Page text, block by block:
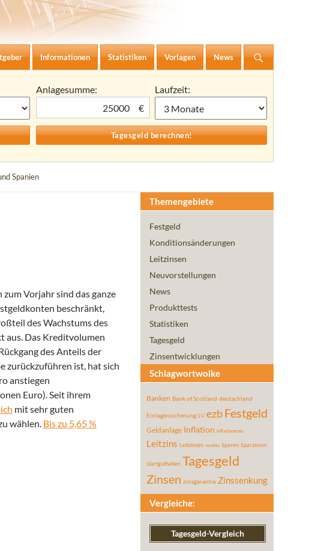
Informationen Statistiken Vorlagen News
Anlagesumme:
€
Laufzeit:
Spanien
Vorjahr sind das ganze
beschränkt,
des Wachstums des
aus. Das Kreditvolumen
des Anteils der
zurückzuführen ist, hat sich
anstiegen
Euro). Seit ihrem
mit sehr guten
wählen. Bis zu 5,65 %
Themengebiete
Festgeld
Konditionsänderungen
Leitzinsen
Neuvorstellungen
News
Produkttests
Statistiken
Tagesgeld
Zinsentwicklungen
Schlagwortwolke
Banken Bank of Scotland deutschland
Einlagensicherung EU ezbFestgeld
Geldanlage Inflation inflationsrate
Leitzins Leitzinsen rendite Sparen Sparzinsen
startguthaben Tagesgeld
Zinsen zinsgarantie Zinssenkung
Vergleiche:
Tagesgeld-Vergleich